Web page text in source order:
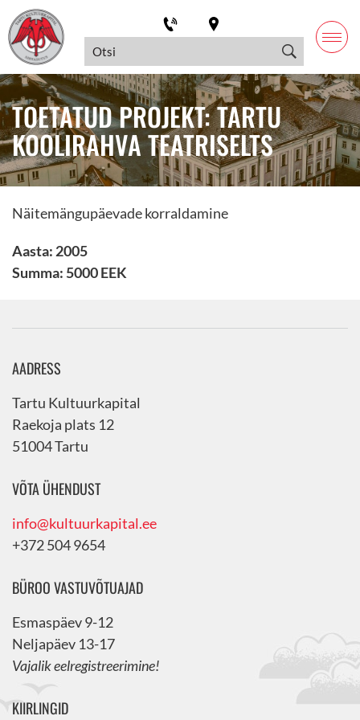
TOETATUD PROJEKT: TARTU
KOOLIRAHVA TEATRISELTS
Näitemängupäevade korraldamine
Aasta: 2005
Summa: 5000 EEK
AADRESS
Tartu Kultuurkapital
Raekoja plats 12
51004 Tartu
VÕTA ÜHENDUST
info@kultuurkapital.ee
+372 504 9654
BÜROO VASTUVÕTUAJAD
Esmaspäev 9-12
Neljapäev 13-17
Vajalik eelregistreerimine!
KIIRLINGID